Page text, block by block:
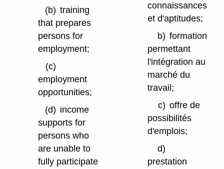
(b) training
that prepares
persons for
employment;
(c)
employment
opportunities;
(d) income
supports for
persons who
are unable to
fully participate
connaissances
et d'aptitudes;
b) formation
permettant
l'intégration au
marché du
travail;
c) offre de
possibilités
d'emplois;
d)
prestation